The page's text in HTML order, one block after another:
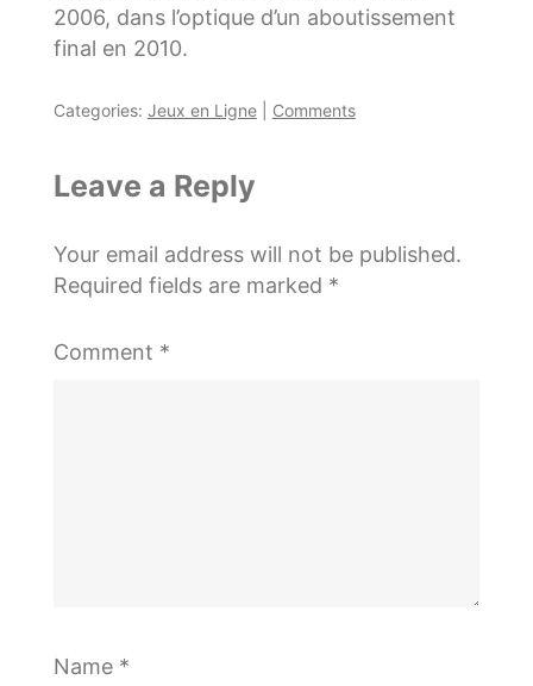
2006, dans l’optique d’un aboutissement
final en 2010.
Categories: Jeux en Ligne Comments
Leave a Reply
Your email address will not be published.
Required fields are marked *
Comment *
Name *